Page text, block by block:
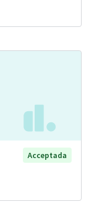
Acceptada